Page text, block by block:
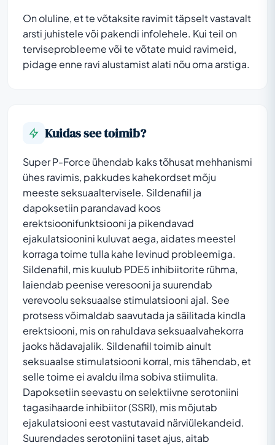
On oluline, et te võtaksite ravimit täpselt vastavalt
arsti juhistele või pakendi infolehele. Kui teil on
terviseprobleeme või te võtate muid ravimeid,
pidage enne ravi alustamist alati nõu oma arstiga.
Kuidas see toimib?
Super P-Force ühendab kaks tõhusat mehhanismi
ühes ravimis, pakkudes kahekordset mõju
meeste seksuaaltervisele. Sildenafiil ja
dapoksetiin parandavad koos
erektsioonifunktsiooni ja pikendavad
ejakulatsioonini kuluvat aega, aidates meestel
korraga toime tulla kahe levinud probleemiga.
Sildenafiil, mis kuulub PDE5 inhibiitorite rühma,
laiendab peenise veresooni ja suurendab
verevoolu seksuaalse stimulatsiooni ajal. See
protsess võimaldab saavutada ja säilitada kindla
erektsiooni, mis on rahuldava seksuaalvahekorra
jaoks hädavajalik. Sildenafiil toimib ainult
seksuaalse stimulatsiooni korral, mis tähendab, et
selle toime ei avaldu ilma sobiva stiimulita.
Dapoksetiin seevastu on selektiivne serotoniini
tagasihaarde inhibiitor (SSRI), mis mõjutab
ejakulatsiooni eest vastutavaid närviülekandeid.
Suurendades serotoniini taset ajus, aitab